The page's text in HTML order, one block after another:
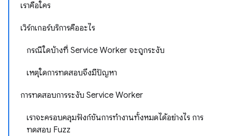
เราคือใคร
เวิร์กเกอร์บริการคืออะไร
กรณีใดบ้างที่ Service Worker จะถูกระงับ
เหตุใดการทดสอบจึงมีปัญหา
การทดสอบการระงับ Service Worker
เราจะครอบคลุมฟังก์ชันการทำงานทั้งหมดได้อย่างไร การ
ทดสอบ Fuzz